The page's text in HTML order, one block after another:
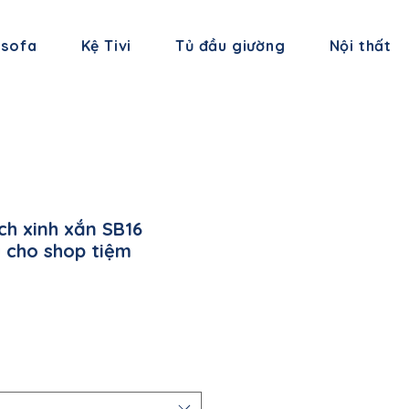
Kệ Tivi Tủ đầu giường Nội thất
xinh xắn SB16
cho shop tiệm